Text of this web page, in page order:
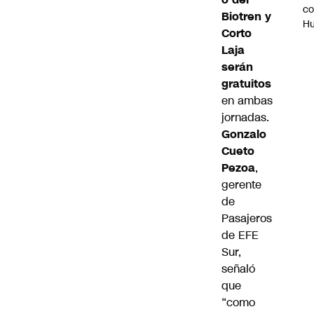
Biotren y
Corto
Laja
serán
gratuitos
en ambas
jornadas.
Gonzalo
Cueto
Pezoa,
gerente
de
Pasajeros
de EFE
Sur,
señaló
que
“como